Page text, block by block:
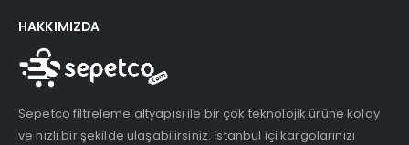
HAKKIMIZDA
Sepetco filtreleme altyapısı ile bir çok teknolojik ürüne kolay
ve hızlı bir şekilde ulaşabilirsiniz. İstanbul içi kargolarınızı